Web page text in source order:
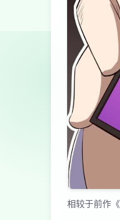
相较于前作